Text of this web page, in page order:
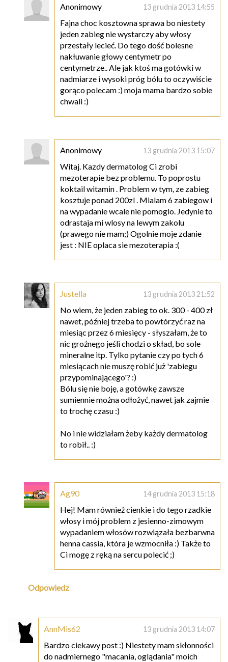
Anonimowy 13 grudnia 2013 14:55
Fajna choc kosztowna sprawa bo niestety
jeden zabieg nie wystarczy aby włosy
przestały lecieć. Do tego dość bolesne
nakłuwanie głowy centymetr po
centymetrze.. Ale jak ktoś ma gotówki w
nadmiarze i wysoki próg bólu to oczywiście
gorąco polecam :) moja mama bardzo sobie
chwali :)
Anonimowy 13 grudnia 2013 15:07
Witaj. Kazdy dermatolog Ci zrobi
mezoterapie bez problemu. To poprostu
koktail witamin . Problem w tym, ze zabieg
kosztuje ponad 200zl . Mialam 6 zabiegow i
na wypadanie wcale nie pomoglo. Jedynie to
odrastaja mi wlosy na lewym zakolu
(prawego nie mam;) Ogolnie moje zdanie
jest : NIE oplaca sie mezoterapia :(
Justella 13 grudnia 2013 21:52
No wiem, że jeden zabieg to ok. 300 - 400 zł
nawet, później trzeba to powtórzyć raz na
miesiąc przez 6 miesięcy - słyszałam, że to
nic groźnego jeśli chodzi o skład, bo sole
mineralne itp. Tylko pytanie czy po tych 6
miesiącach nie muszę robić już 'zabiegu
przypominającego'? :)
Bólu się nie boję, a gotówkę zawsze
sumiennie można odłożyć, nawet jak zajmie
to trochę czasu :)
No i nie widziałam żeby każdy dermatolog
to robił.. :)
Ag90 14 grudnia 2013 15:18
Hej! Mam również cienkie i do tego rzadkie
włosy i mój problem z jesienno-zimowym
wypadaniem włosów rozwiązała bezbarwna
henna cassia, która je wzmocniła :) Także to
Ci mogę z ręką na sercu polecić ;)
Odpowiedz
AnnMis62 13 grudnia 2013 14:07
Bardzo ciekawy post :) Niestety mam skłonności
do nadmiernego "macania, oglądania" moich